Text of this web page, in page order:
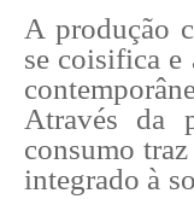
A produção
se coisifica e
Através da
consumo
integrado à